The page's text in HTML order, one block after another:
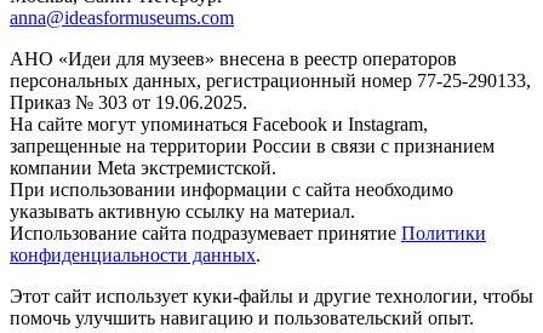
anna@ideasformuseums.com
АНО «Идеи для музеев» внесена в реестр операторов
персональных данных, регистрационный номер 77-25-290133,
Приказ № 303 от 19.06.2025.
На сайте могут упоминаться Facebook и Instagram,
запрещенные на территории России в связи с признанием
компании Meta экстремистской.
При использовании информации с сайта необходимо
указывать активную ссылку на материал.
Использование сайта подразумевает принятие Политики
конфиденциальности данных.
Этот сайт использует куки-файлы и другие технологии, чтобы
помочь улучшить навигацию и пользовательский опыт.